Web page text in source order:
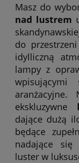
Masz do
nad lustrem
do
idylliczną
lampy z
aranżacyjne.
ekskluzywne
dające dużą
będące
nadające się
luster w